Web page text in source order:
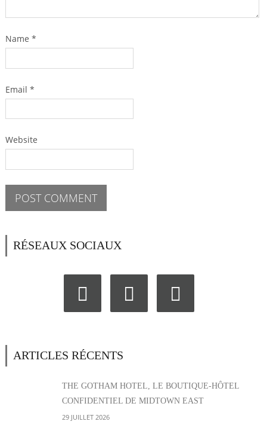
Name *
Email *
Website
RÉSEAUX SOCIAUX
ARTICLES RÉCENTS
THE GOTHAM HOTEL, LE BOUTIQUE-HÔTEL
CONFIDENTIEL DE MIDTOWN EAST
29 JUILLET 2026